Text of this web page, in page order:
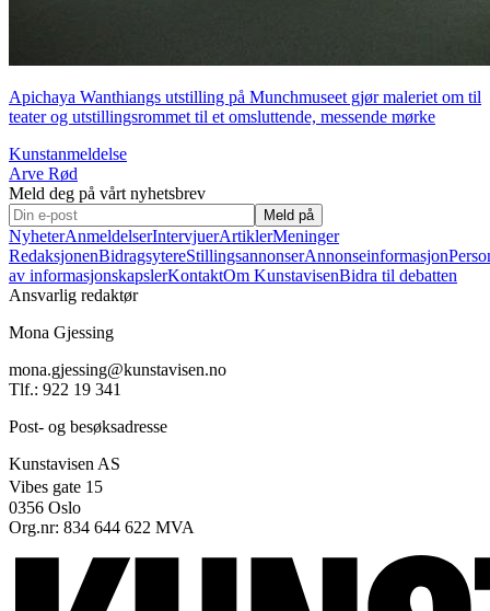
Apichaya Wanthiangs utstilling på Munchmuseet gjør maleriet om til
teater og utstillingsrommet til et omsluttende, messende mørke
Kunstanmeldelse
Arve Rød
Meld deg på vårt nyhetsbrev
Meld på
NyheterAnmeldelserIntervjuerArtiklerMeninger
RedaksjonenBidragsytereStillingsannonserAnnonseinformasjon
av informasjonskapslerKontaktOm KunstavisenBidra til debatten
Ansvarlig redaktør
Mona Gjessing
mona.gjessing@kunstavisen.no
Tlf.: 922 19 341
Post- og besøksadresse
Kunstavisen AS
Vibes gate 15
0356 Oslo
Org.nr: 834 644 622 MVA